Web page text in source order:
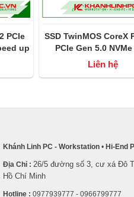
SSD TwinMOS CoreX Pro M.2
PCIe Gen 5.0 NVMe 2Tb
(đọc/ghi 14000 MB/s -
Khánh Linh PC - Workstation • Hi-End
Địa Chỉ : 26/5 đường số 3, cư xá Đô
Hồ Chí Minh
Hotline : 0977939777 - 0966799777